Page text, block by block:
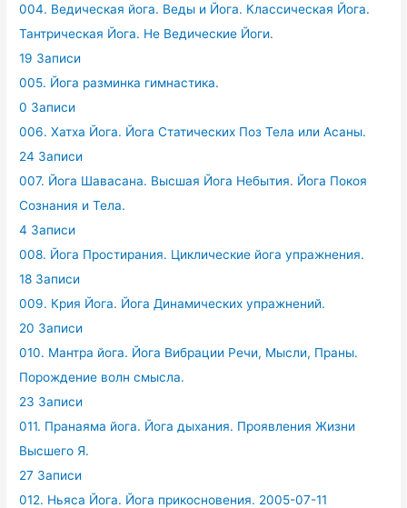
004. Ведическая йога. Веды и Йога. Классическая Йога.
Тантрическая Йога. Не Ведические Йоги.
19 Записи
005. Йога разминка гимнастика.
0 Записи
006. Хатха Йога. Йога Статических Поз Тела или Асаны.
24 Записи
007. Йога Шавасана. Высшая Йога Небытия. Йога Покоя
Сознания и Тела.
4 Записи
008. Йога Простирания. Циклические йога упражнения.
18 Записи
009. Крия Йога. Йога Динамических упражнений.
20 Записи
010. Мантра йога. Йога Вибрации Речи, Мысли, Праны.
Порождение волн смысла.
23 Записи
011. Пранаяма йога. Йога дыхания. Проявления Жизни
Высшего Я.
27 Записи
012. Ньяса Йога. Йога прикосновения. 2005-07-11